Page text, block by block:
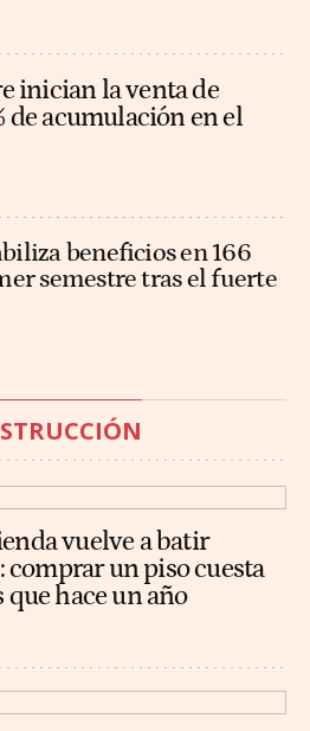
inician la venta de
de acumulación en el
beneficios en 166
semestre tras el fuerte
vuelve a batir
comprar un piso cuesta
hace un año